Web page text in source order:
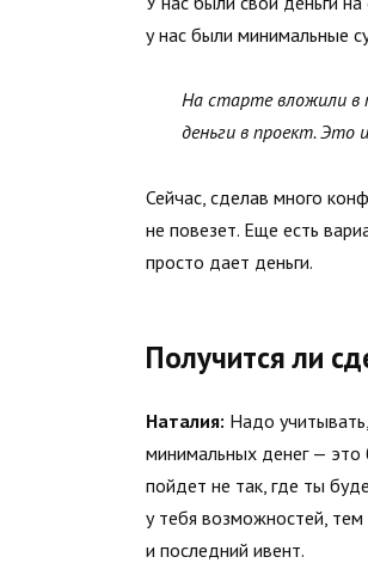
у нас были минимальные
На старте вложили в
деньги в проект. Это
Сейчас, сделав много
не повезет. Еще есть
просто дает деньги.
Получится ли
Наталия: Надо
минимальных денег — это
пойдет не так, где ты
у тебя возможностей,
и последний ивент.